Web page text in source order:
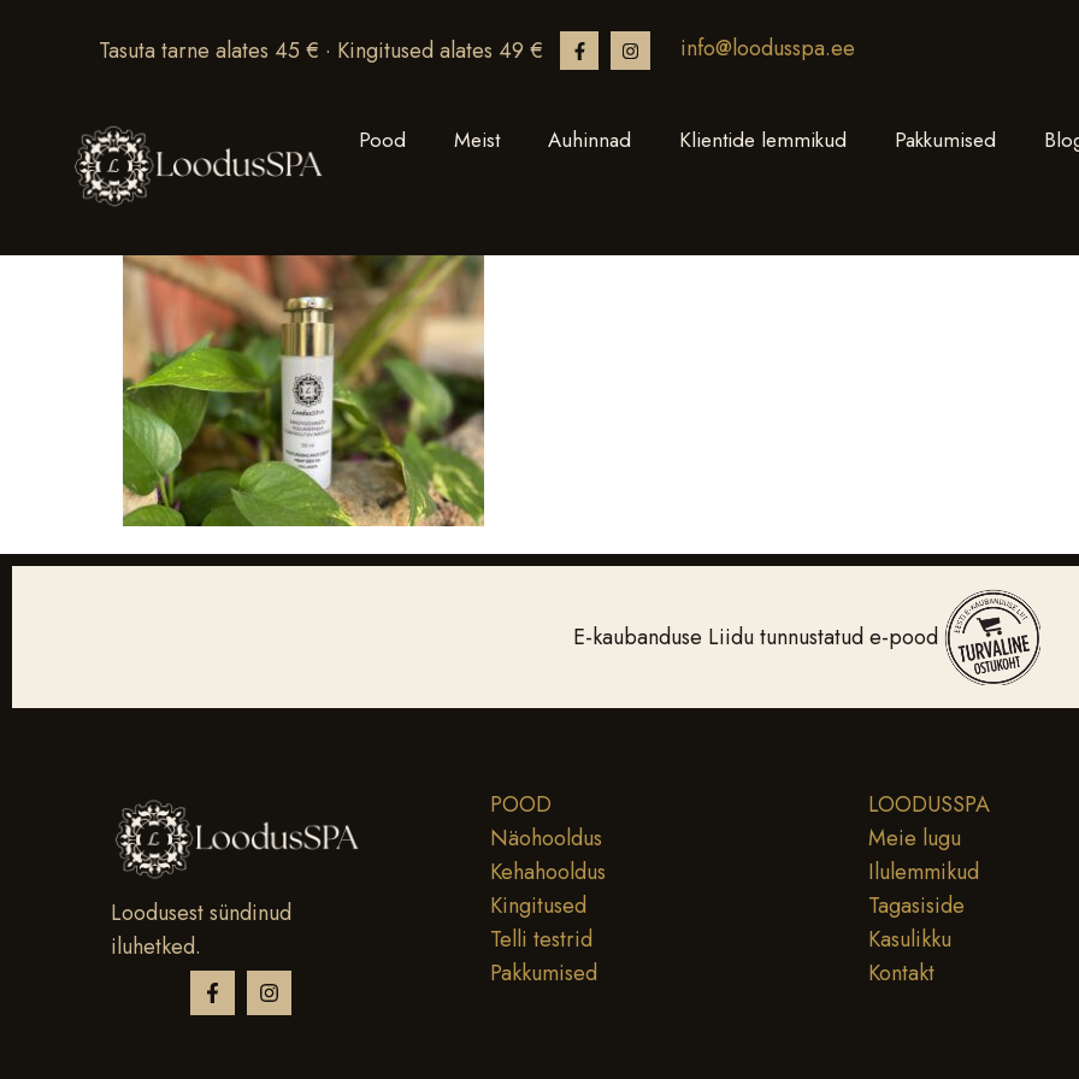
Tasuta tarne alates 45 € · Kingitused alates 49 € info@loodusspa.ee
Pood Meist Auhinnad Klientide lemmikud Pakkumised
E-kaubanduse Liidu tunnustatud e-pood
Loodusest sündinud
iluhetked.
POOD
Näohooldus
Kehahooldus
Kingitused
Telli testrid
Pakkumised
LOODUSSPA
Meie lugu
Ilulemmikud
Tagasiside
Kasulikku
Kontakt